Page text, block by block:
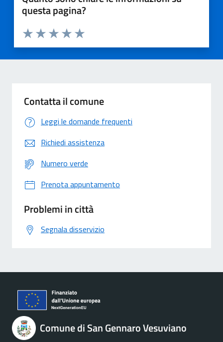
questa pagina?
Valuta 5 stelle su 5
Valuta 4 stelle su 5
Valuta 3 stelle su 5
Valuta 2 stelle su 5
Valuta 1 stelle su 5
Contatta il comune
Leggi le domande frequenti
Richiedi assistenza
Numero verde
Prenota appuntamento
Problemi in città
Segnala disservizio
Comune di San Gennaro Vesuviano